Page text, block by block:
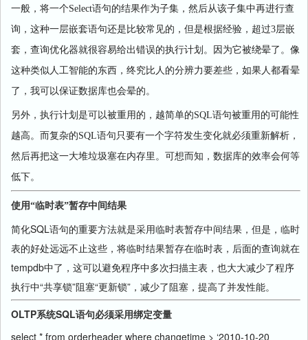
一般，将一个Select语句的结果作为子集，然后从该子集中再进行查
询，这种一层嵌套语句还是比较常见的，但是根据经验，超过3层嵌
套，查询优化器就很容易给出错误的执行计划。因为它被绕晕了。像
这种类似人工智能的东西，终究比人的分辨力要差些，如果人都看晕
了，我可以保证数据库也会晕的。
另外，执行计划是可以被重用的，越简单的SQL语句被重用的可能性
越高。而复杂的SQL语句只要有一个字符发生变化就必须重新解析，
然后再把这一大堆垃圾塞在内存里。可想而知，数据库的效率会何等
低下。
使用“临时表”暂存中间结果
简化SQL语句的重要方法就是采用临时表暂存中间结果，但是，临时
表的好处远远不止这些，将临时结果暂存在临时表，后面的查询就在
tempdb中了，这可以避免程序中多次扫描主表，也大大减少了程序
执行中“共享锁”阻塞“更新锁”，减少了阻塞，提高了并发性能。
OLTP系统SQL语句必须采用绑定变量
select * from orderheader where changetime > ‘2010-10-20